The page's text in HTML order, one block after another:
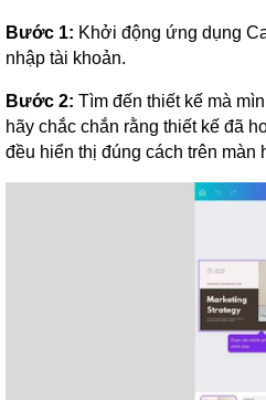
Bước 1: Khởi động ứng dụng
nhập tài khoản.
Bước 2: Tìm đến thiết kế mà
hãy chắc chắn rằng thiết kế đã
đều hiển thị đúng cách trên màn